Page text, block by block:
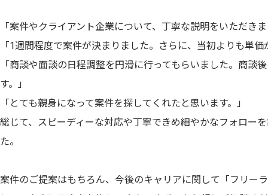
「案件やクライアント企業について、丁寧な説明をいただき
「1週間程度で案件が決まりました。さらに、当初よりも単
「商談や面談の日程調整を円滑に行ってもらいました。商談
す。」
「とても親身になって案件を探してくれたと思います。」
総じて、スピーディーな対応や丁寧できめ細やかなフォロー
た。
案件のご提案はもちろん、今後のキャリアに関して「フリー